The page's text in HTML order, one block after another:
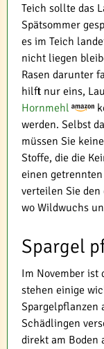
Teich sollte das
Spätsommer
es im Teich
nicht liegen
Rasen darunter
hilft nur eins,
Hornmehl
werden. Selbst
müssen Sie
Stoffe, die die
einen
verteilen Sie
wo Wildwuchs
Spargel
Im November ist
stehen einige
Spargelpflanzen
Schädlingen
direkt am Boden